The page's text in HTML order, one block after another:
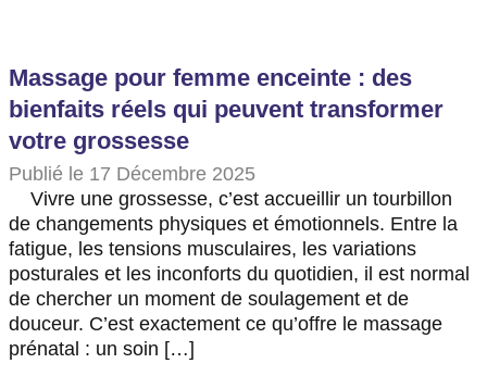
Massage pour femme enceinte : des
bienfaits réels qui peuvent transformer
votre grossesse
Publié le 17 Décembre 2025
Vivre une grossesse, c’est accueillir un tourbillon
de changements physiques et émotionnels. Entre la
fatigue, les tensions musculaires, les variations
posturales et les inconforts du quotidien, il est normal
de chercher un moment de soulagement et de
douceur. C’est exactement ce qu’offre le massage
prénatal : un soin […]